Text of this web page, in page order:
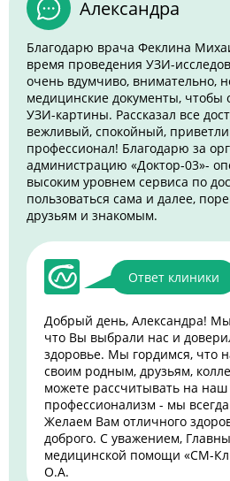
Александра
Благодарю врача Феклина
время проведения УЗИ-
очень вдумчиво, внимательно,
медицинские документы, чтобы
УЗИ-картины. Рассказал все
вежливый, спокойный,
профессионал! Благодарю за
администрацию «Доктор-03»-
высоким уровнем сервиса по
пользоваться сама и далее,
друзьям и знакомым.
Ответ клиники
Добрый день, Александра!
что Вы выбрали нас и
здоровье. Мы гордимся, что
своим родным, друзьям,
можете рассчитывать на
профессионализм - мы
Желаем Вам отличного
доброго. С уважением,
медицинской помощи «СМ-
О.А.